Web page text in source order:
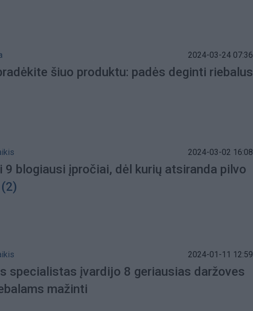
2024-03-24 07:36
šiuo produktu: padės deginti riebalus
2024-03-02 16:08
9 blogiausi įpročiai, dėl kurių atsiranda pilvo
(2)
2024-01-11 12:59
specialistas įvardijo 8 geriausias daržoves
mažinti